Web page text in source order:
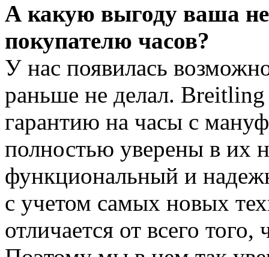
А какую выгоду ваша
покупателю часов?
У нас появилась
раньше не делал.
гарантию на часы с
полностью уверены в их
функциональный и
с учетом самых новых
отличается от всего